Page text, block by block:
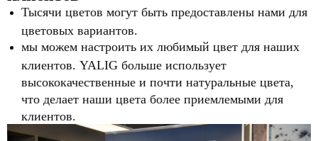
Тысячи цветов могут быть предоставлены нами для
цветовых вариантов.
мы можем настроить их любимый цвет для наших
клиентов. YALIG больше использует
высококачественные и почти натуральные цвета,
что делает наши цвета более приемлемыми для
клиентов.